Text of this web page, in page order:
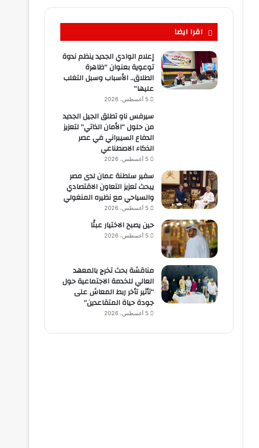
اقرا ايضا
إعلام الوادي الجديد ينظم ندوة
توعوية بعنوان “ظاهرة
الطلاق.. الأسباب وسبل التغلب
عليها”
5 أغسطس، 2026
سيرفس ناو تطلق الجيل الجديد
من حلول “الأمان الذاتي” لتعزيز
الدفاع السيبراني في عصر
الذكاء الاصطناعي
5 أغسطس، 2026
سفير سلطنة عمان لدى مصر
يبحث تعزيز التعاون الاقتصادي
والسياحي مع نظيره المنغولي
5 أغسطس، 2026
حين يصبح الاختيار عبئًا
5 أغسطس، 2026
مناقشة بحث تخرج بالمعهد
العالي للخدمة الاجتماعية حول
“تأثير تأخر ربط المعاش على
جودة حياة المتقاعدين”
5 أغسطس، 2026